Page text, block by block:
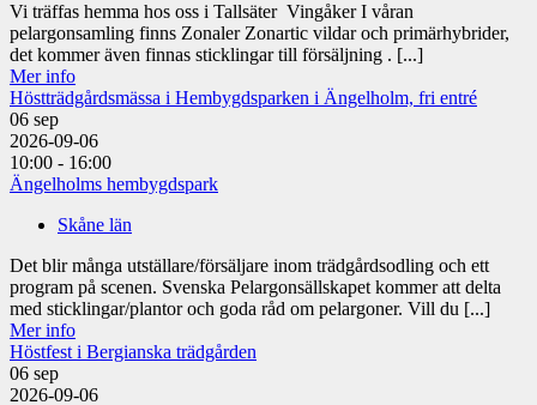
Vi träffas hemma hos oss i Tallsäter Vingåker I våran
pelargonsamling finns Zonaler Zonartic vildar och primärhybrider,
det kommer även finnas sticklingar till försäljning . [...]
Mer info
Höstträdgårdsmässa i Hembygdsparken i Ängelholm, fri entré
06 sep
2026-09-06
10:00 - 16:00
Ängelholms hembygdspark
Skåne län
Det blir många utställare/försäljare inom trädgårdsodling och ett
program på scenen. Svenska Pelargonsällskapet kommer att delta
med sticklingar/plantor och goda råd om pelargoner. Vill du [...]
Mer info
Höstfest i Bergianska trädgården
06 sep
2026-09-06